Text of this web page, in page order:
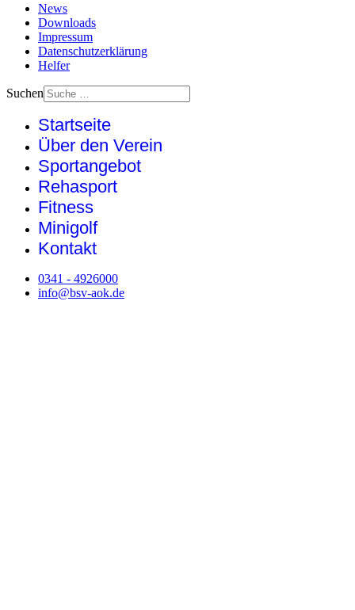
News
Downloads
Impressum
Datenschutzerklärung
Helfer
Suchen
Startseite
Über den Verein
Sportangebot
Rehasport
Fitness
Minigolf
Kontakt
0341 - 4926000
info@bsv-aok.de